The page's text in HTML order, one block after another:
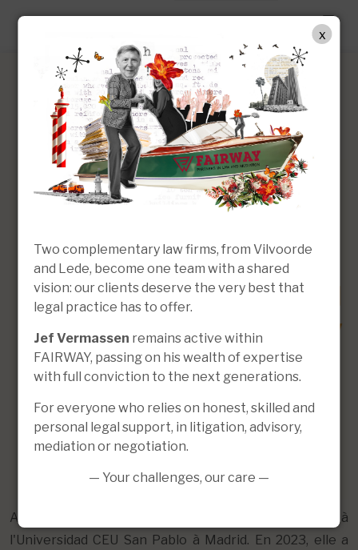
Alana Sancho Caballero
Avocate | Associate
Alana a étudié à la Vrije Universiteit Brussel et à
l'Universidad CEU San Pablo à Madrid. En 2023, elle a
Two complementary law firms, from Vilvoorde
and Lede, become one team with a shared
vision: our clients deserve the very best that
legal practice has to offer.
Jef Vermassen remains active within
FAIRWAY, passing on his wealth of expertise
with full conviction to the next generations.
For everyone who relies on honest, skilled and
personal legal support, in litigation, advisory,
mediation or negotiation.
— Your challenges, our care —
x